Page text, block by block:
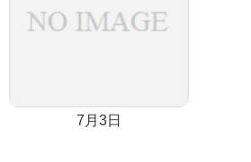
7月3日